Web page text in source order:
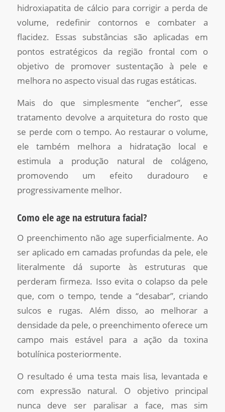
hidroxiapatita de cálcio para corrigir a perda de
volume, redefinir contornos e combater a
flacidez. Essas substâncias são aplicadas em
pontos estratégicos da região frontal com o
objetivo de promover sustentação à pele e
melhora no aspecto visual das rugas estáticas.
Mais do que simplesmente “encher”, esse
tratamento devolve a arquitetura do rosto que
se perde com o tempo. Ao restaurar o volume,
ele também melhora a hidratação local e
estimula a produção natural de colágeno,
promovendo um efeito duradouro e
progressivamente melhor.
Como ele age na estrutura facial?
O preenchimento não age superficialmente. Ao
ser aplicado em camadas profundas da pele, ele
literalmente dá suporte às estruturas que
perderam firmeza. Isso evita o colapso da pele
que, com o tempo, tende a “desabar”, criando
sulcos e rugas. Além disso, ao melhorar a
densidade da pele, o preenchimento oferece um
campo mais estável para a ação da toxina
botulínica posteriormente.
O resultado é uma testa mais lisa, levantada e
com expressão natural. O objetivo principal
nunca deve ser paralisar a face, mas sim